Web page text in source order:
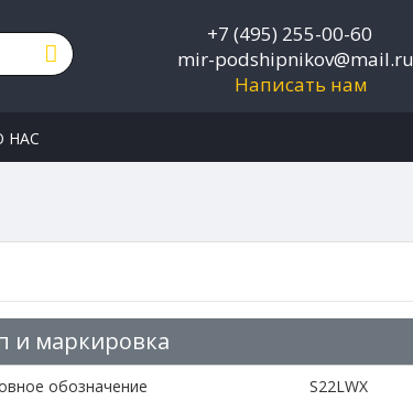
+7 (495) 255-00-60
mir-podshipnikov@mail.ru
Написать нам
НАС
и маркировка
обозначение S22LWX